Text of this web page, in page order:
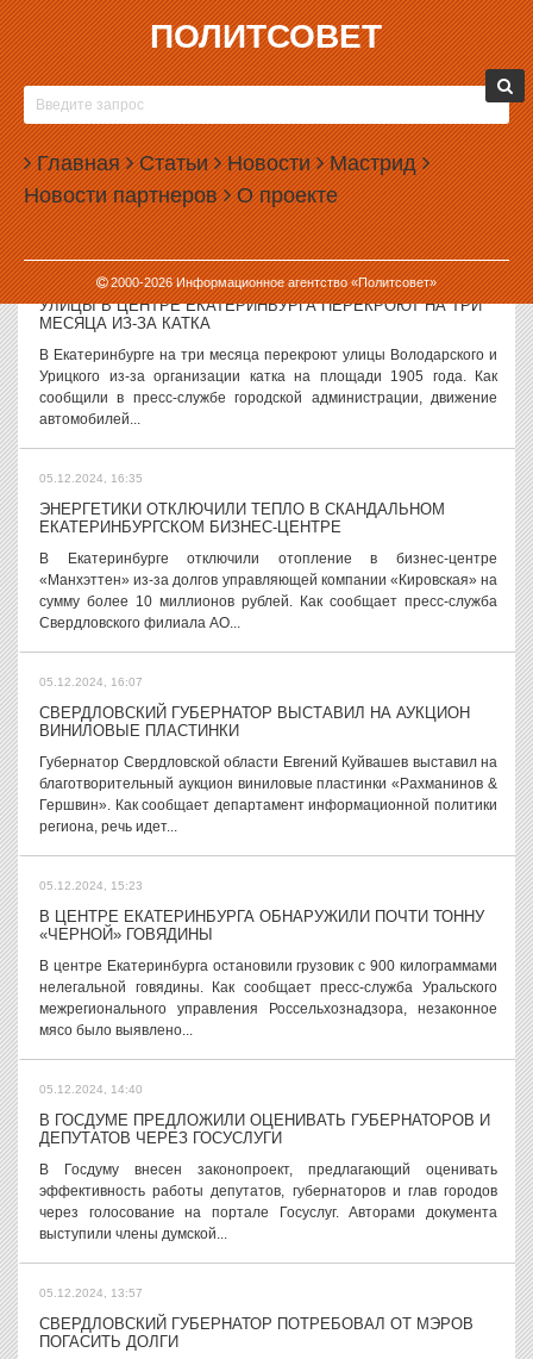
ПОЛИТСОВЕТ
Главная Статьи Новости Мастрид
Новости партнеров О проекте
2000-2026Информационное агентство «Политсовет»
05.12.2024, 17:53
В НОВЫЙ ГОД ЕКАТЕРИНБУРЖЦЫ СМОГУТ ЕЗДИТЬ
ДАРОМ
В Екатеринбурге проезд в общественном электротранспорте
будет бесплатным в праздничные дни. Как сообщает пресс-
служба администрации Екатеринбурга, сегодня на заседании
Коллегии глава города...
05.12.2024, 17:07
УЛИЦЫ В ЦЕНТРЕ ЕКАТЕРИНБУРГА ПЕРЕКРОЮТ НА ТРИ
МЕСЯЦА ИЗ-ЗА КАТКА
В Екатеринбурге на три месяца перекроют улицы Володарского и
Урицкого из-за организации катка на площади 1905 года. Как
сообщили в пресс-службе городской администрации, движение
автомобилей...
05.12.2024, 16:35
ЭНЕРГЕТИКИ ОТКЛЮЧИЛИ ТЕПЛО В СКАНДАЛЬНОМ
ЕКАТЕРИНБУРГСКОМ БИЗНЕС-ЦЕНТРЕ
В Екатеринбурге отключили отопление в бизнес-центре
«Манхэттен» из-за долгов управляющей компании «Кировская» на
сумму более 10 миллионов рублей. Как сообщает пресс-служба
Свердловского филиала АО...
05.12.2024, 16:07
СВЕРДЛОВСКИЙ ГУБЕРНАТОР ВЫСТАВИЛ НА АУКЦИОН
ВИНИЛОВЫЕ ПЛАСТИНКИ
Губернатор Свердловской области Евгений Куйвашев выставил на
благотворительный аукцион виниловые пластинки «Рахманинов &
Гершвин». Как сообщает департамент информационной политики
региона, речь идет...
05.12.2024, 15:23
В ЦЕНТРЕ ЕКАТЕРИНБУРГА ОБНАРУЖИЛИ ПОЧТИ ТОННУ
«ЧЕРНОЙ» ГОВЯДИНЫ
В центре Екатеринбурга остановили грузовик с 900 килограммами
нелегальной говядины. Как сообщает пресс-служба Уральского
межрегионального управления Россельхознадзора, незаконное
мясо было выявлено...
05.12.2024, 14:40
В ГОСДУМЕ ПРЕДЛОЖИЛИ ОЦЕНИВАТЬ ГУБЕРНАТОРОВ И
ДЕПУТАТОВ ЧЕРЕЗ ГОСУСЛУГИ
В Госдуму внесен законопроект, предлагающий оценивать
эффективность работы депутатов, губернаторов и глав городов
через голосование на портале Госуслуг. Авторами документа
выступили члены думской...
05.12.2024, 13:57
СВЕРДЛОВСКИЙ ГУБЕРНАТОР ПОТРЕБОВАЛ ОТ МЭРОВ
ПОГАСИТЬ ДОЛГИ